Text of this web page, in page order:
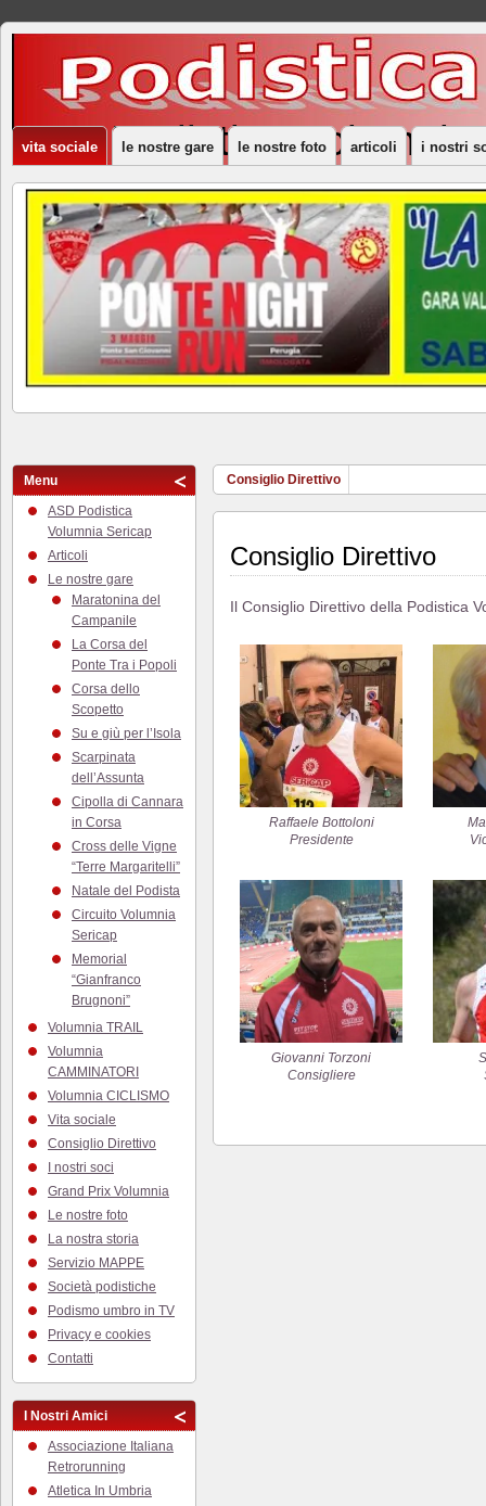
ASD Podistica Volumnia
vita sociale le nostre gare le nostre foto articoli i nostri
Menu
ASD Podistica
Volumnia Sericap
Articoli
Le nostre gare
Maratonina del
Campanile
La Corsa del
Ponte Tra i Popoli
Corsa dello
Scopetto
Su e giù per l’Isola
Scarpinata
dell’Assunta
Cipolla di Cannara
in Corsa
Cross delle Vigne
“Terre Margaritelli”
Natale del Podista
Circuito Volumnia
Sericap
Memorial
“Gianfranco
Brugnoni”
Volumnia TRAIL
Volumnia
CAMMINATORI
Volumnia CICLISMO
Vita sociale
Consiglio Direttivo
I nostri soci
Grand Prix Volumnia
Le nostre foto
La nostra storia
Servizio MAPPE
Società podistiche
Podismo umbro in TV
Privacy e cookies
Contatti
I Nostri Amici
Associazione Italiana
Retrorunning
Atletica In Umbria
Consiglio Direttivo
Consiglio Direttivo
Il Consiglio Direttivo della Podistica
Raffaele Bottoloni
Presidente
Giovanni Torzoni
Consigliere